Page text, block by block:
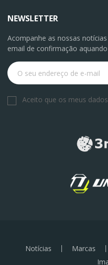
NEWSLETTER
Acompanhe as nossas
email de confirmação
Aceito que os meus
Notícias Marcas